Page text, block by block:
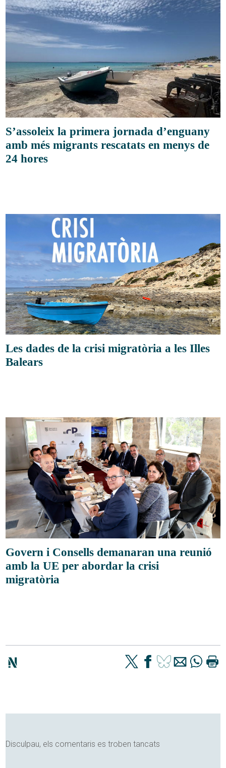
S’assoleix la primera jornada d’enguany
amb més migrants rescatats en menys de
24 hores
Les dades de la crisi migratòria a les Illes
Balears
Govern i Consells demanaran una reunió
amb la UE per abordar la crisi
migratòria
Disculpau, els comentaris es troben tancats